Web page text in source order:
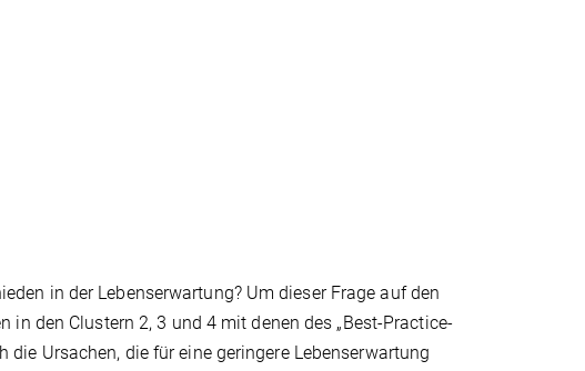
in der Lebenserwartung? Um dieser Frage auf den
in den Clustern 2, 3 und 4 mit denen des „Best-Practice-
die Ursachen, die für eine geringere Lebenserwartung